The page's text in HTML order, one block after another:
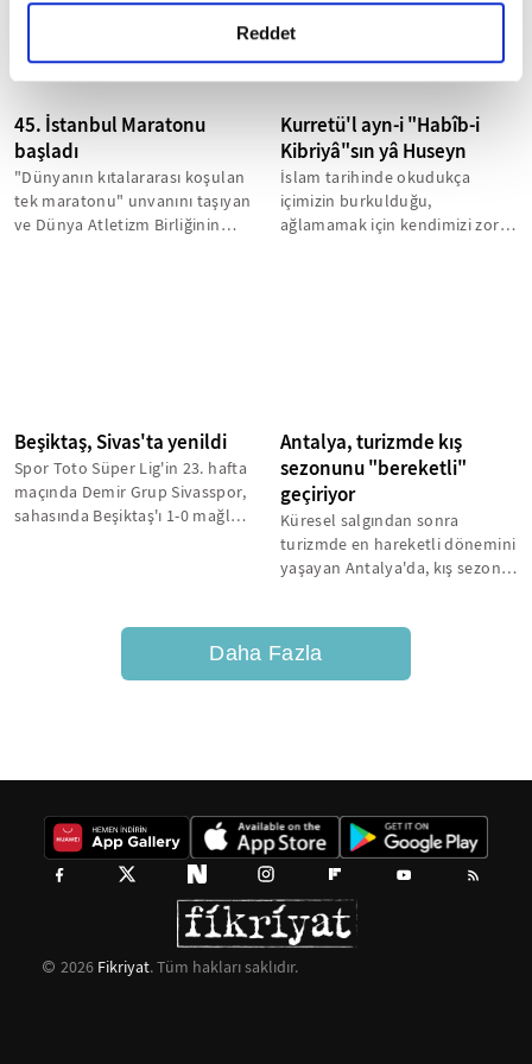
detaylı bilgi almak için lütfentıklayınız.
Reddet
45. İstanbul Maratonu
başladı
"Dünyanın kıtalararası koşulan
tek maratonu" unvanını taşıyan
ve Dünya Atletizm Birliğinin
Kurretü'l ayn-i "Habîb-i
Kibriyâ"sın yâ Huseyn
İslam tarihinde okudukça
içimizin burkulduğu,
ağlamamak için kendimizi zor
Beşiktaş, Sivas'ta yenildi
Spor Toto Süper Lig'in 23. hafta
maçında Demir Grup Sivasspor,
sahasında Beşiktaş'ı 1-0 mağlup
Antalya, turizmde kış
sezonunu "bereketli"
geçiriyor
Küresel salgından sonra
turizmde en hareketli dönemini
yaşayan Antalya'da, kış sezonu
Daha Fazla
2026 Fikriyat. Tüm hakları saklıdır.